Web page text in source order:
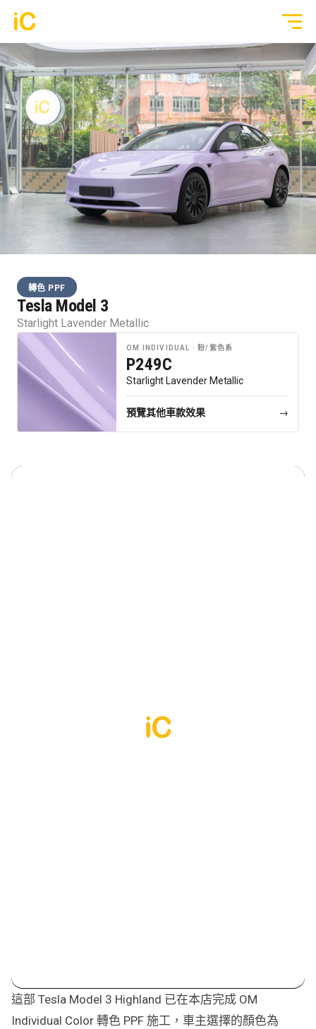
鍍膜塗層
GYEON 傳統鍍膜塗層
ULGO® Black Infinity™ 自修復鍍膜
PPF 車漆保護膜
透明 GYEON® PPF
轉色 OM® Individual Color PPF
3M® Crystalline™ 玻璃隔熱膜
行車紀錄儀
行車紀錄儀安裝
為您推薦
車漆保護方案建議
全部作品
透明 PPF
轉色 Color PPF
鍍膜 Coating
轉色 PPF
Tesla Model 3
Starlight Lavender Metallic
OM INDIVIDUAL ·粉/紫色系
P249C
Starlight Lavender Metallic
預覽其他車款效果 →
這部 Tesla Model 3 Highland 已在本店完成 OM
Individual Color 轉色 PPF 施工，車主選擇的顏色為